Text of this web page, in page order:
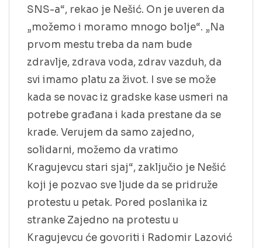
SNS-a“, rekao je Nešić. On je uveren da
„možemo i moramo mnogo bolje“. „Na
prvom mestu treba da nam bude
zdravlje, zdrava voda, zdrav vazduh, da
svi imamo platu za život. I sve se može
kada se novac iz gradske kase usmeri na
potrebe građana i kada prestane da se
krade. Verujem da samo zajedno,
solidarni, možemo da vratimo
Kragujevcu stari sjaj“, zaključio je Nešić
koji je pozvao sve ljude da se pridruže
protestu u petak. Pored poslanika iz
stranke Zajedno na protestu u
Kragujevcu će govoriti i Radomir Lazović